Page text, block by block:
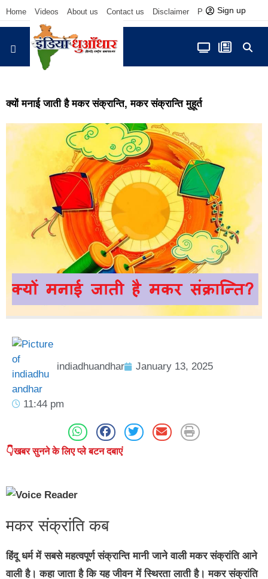
Home Videos About us Contact us Disclaimer Privacy Policy
Sign up
क्यों मनाई जाती है मकर संक्रान्ति, मकर संक्रान्ति मुहूर्त
indiadhuandhar January 13, 2025
11:44 pm
👇खबर सुनने के लिए प्ले बटन दबाएं
मकर संक्रांति कब
हिंदू धर्म में सबसे महत्वपूर्ण संक्रान्ति मानी जाने वाली मकर संक्रांति आने
वाली है। कहा जाता है कि यह जीवन में स्थिरता लाती है। मकर संक्रांति